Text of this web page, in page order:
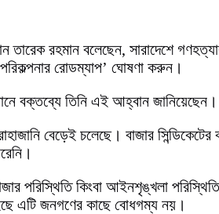
তারেক রহমান বলেছেন, সারাদেশে
পরিকল্পনার রোডম্যাপ’ ঘোষণা করুন।
বক্তব্যে তিনি এই আহ্বান জানিয়েছেন।
বেড়েই চলেছে। বাজার
পরিস্থিতি কিংবা আইনশৃঙ্খলা
এটি জনগণের কাছে বোধগম্য নয়।